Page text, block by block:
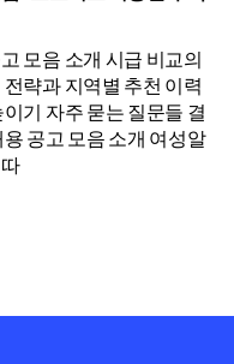
모음 소개 시급 비교의
략과 지역별 추천 이력
기 자주 묻는 질문들 결
공고 모음 소개 여성알